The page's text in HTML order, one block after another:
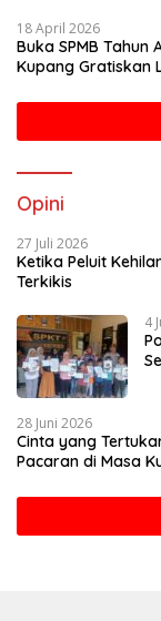
18 April 2026
Buka SPMB
Kupang Gratiskan
Opini
27 Juli 2026
Ketika Peluit
Terkikis
4
28 Juni 2026
Cinta yang
Pacaran di Masa